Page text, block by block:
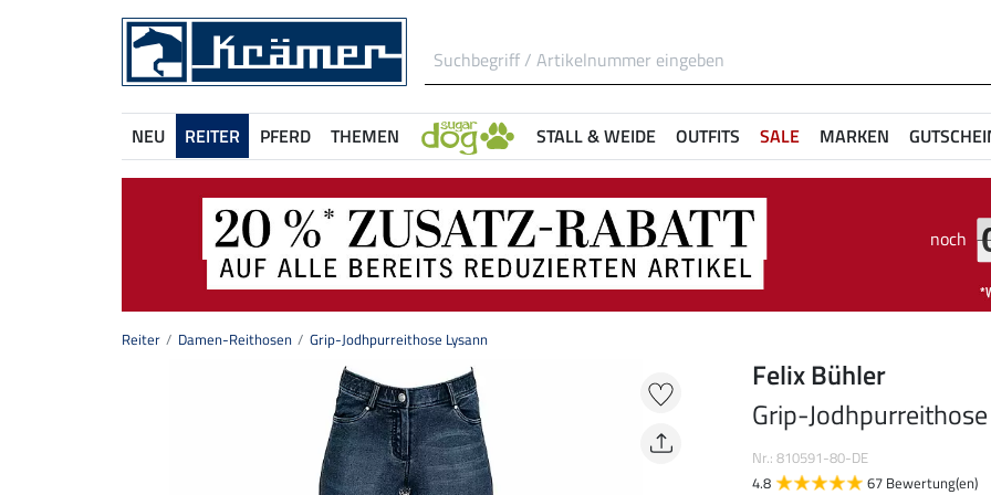
NEU REITER PFERD THEMEN STALL & WEIDE OUTFITS SALE MARKEN
noch
Reiter Damen-Reithosen Grip-Jodhpurreithose Lysann
Felix Bühler
Grip-
Nr.: 810591-80-DE
4.8
67 Bewertung(en)